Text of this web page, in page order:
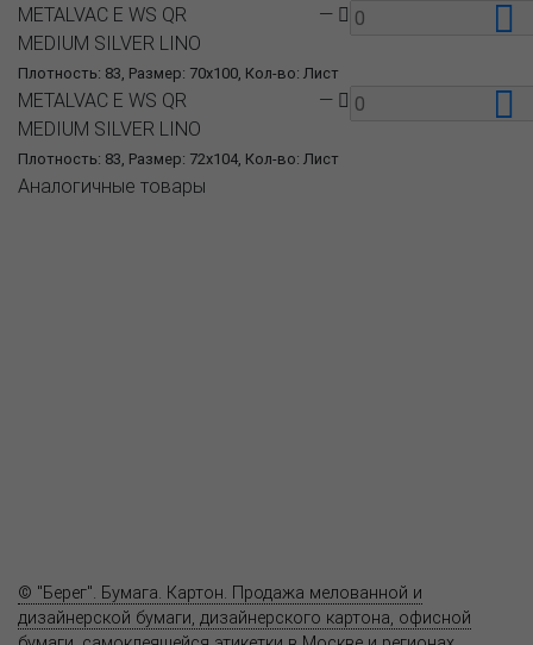
Плотность: 83, Размер: 70x100, Кол-во: Лист
METALVAC E WS QR
MEDIUM SILVER LINO
—
Плотность: 83, Размер: 72x104, Кол-во: Лист
METALVAC E WS QR
MEDIUM SILVER LINO
—
Аналогичные товары
© "Берег". Бумага. Картон. Продажа мелованной и
дизайнерской бумаги, дизайнерского картона, офисной